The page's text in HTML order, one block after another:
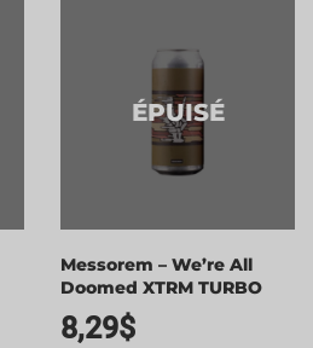
ÉPUISÉ
Messorem – We’re All
Doomed XTRM TURBO
8,29$